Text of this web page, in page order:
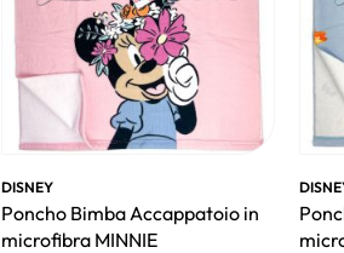
DISNEY
Poncho Bimba Accappatoio in
microfibra MINNIE